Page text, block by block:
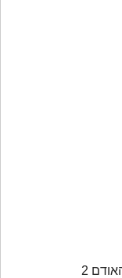
2